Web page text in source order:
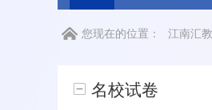
您现在的位置： 江南汇
名校试卷